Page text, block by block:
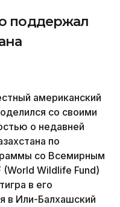
поддержал
американский
со своими
о недавней
по
со Всемирным
Wildlife Fund)
в его
в Или-Балхашский